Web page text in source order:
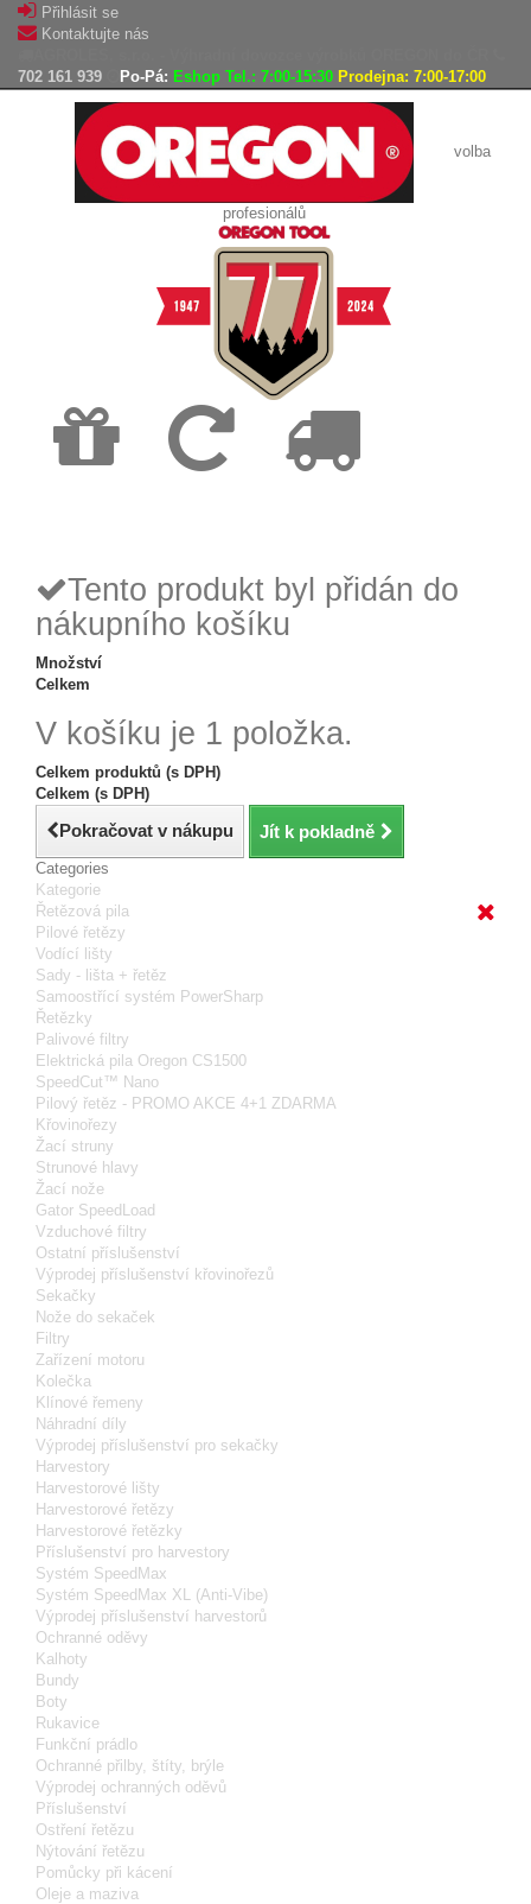
Přihlásit se
Kontaktujte nás
702 161 939
Po-Pá: Eshop Tel.: 7:00-15:30 Prodejna: 7:00-17:00
volba
profesionálů
Tento produkt byl přidán do
nákupního košíku
Množství
Celkem
V košíku je 1 položka.
Celkem produktů (s DPH)
Celkem (s DPH)
Pokračovat v nákupu Jít k pokladně
Categories
Kategorie
Řetězová pila
Pilové řetězy
Vodící lišty
Sady - lišta + řetěz
Samoostřící systém PowerSharp
Řetězky
Palivové filtry
Elektrická pila Oregon CS1500
SpeedCut™ Nano
Pilový řetěz - PROMO AKCE 4+1 ZDARMA
Křovinořezy
Žací struny
Strunové hlavy
Žací nože
Gator SpeedLoad
Vzduchové filtry
Ostatní příslušenství
Výprodej příslušenství křovinořezů
Sekačky
Nože do sekaček
Filtry
Zařízení motoru
Kolečka
Klínové řemeny
Náhradní díly
Výprodej příslušenství pro sekačky
Harvestory
Harvestorové lišty
Harvestorové řetězy
Harvestorové řetězky
Příslušenství pro harvestory
Systém SpeedMax
Systém SpeedMax XL (Anti-Vibe)
Výprodej příslušenství harvestorů
Ochranné oděvy
Kalhoty
Bundy
Boty
Rukavice
Funkční prádlo
Ochranné přilby, štíty, brýle
Výprodej ochranných oděvů
Příslušenství
Ostření řetězu
Nýtování řetězu
Pomůcky při kácení
Oleje a maziva